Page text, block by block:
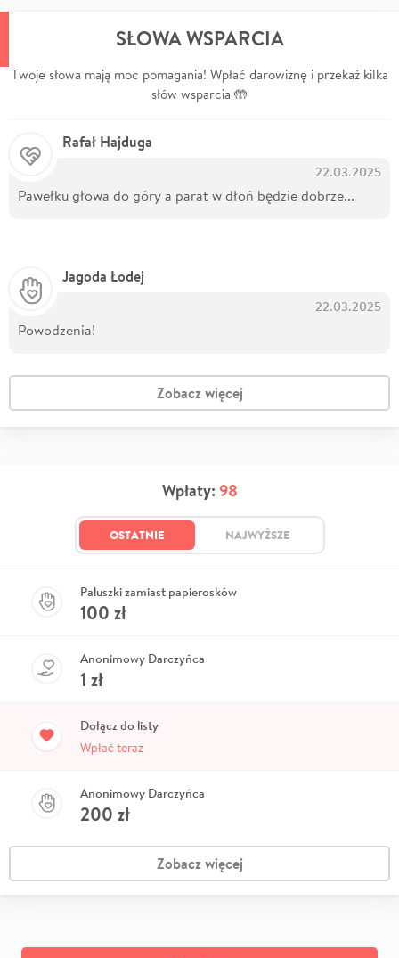
SŁOWA WSPARCIA
Twoje słowa mają moc pomagania! Wpłać darowiznę i przekaż kilka
słów wsparcia 🤲
Rafał Hajduga
22.03.2025
Pawełku głowa do góry a parat w dłoń będzie dobrze...
Jagoda Łodej
22.03.2025
Powodzenia!
Zobacz więcej
Wpłaty: 98
OSTATNIE NAJWYŻSZE
Paluszki zamiast papierosków
100 zł
Anonimowy Darczyńca
1 zł
Dołącz do listy
Wpłać teraz
Anonimowy Darczyńca
200 zł
Zobacz więcej